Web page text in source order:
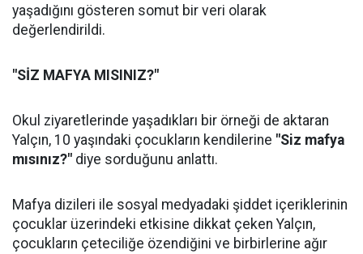
yaşadığını gösteren somut bir veri olarak
değerlendirildi.
"SİZ MAFYA MISINIZ?"
Okul ziyaretlerinde yaşadıkları bir örneği de aktaran
Yalçın, 10 yaşındaki çocukların kendilerine "Siz mafya
mısınız?" diye sorduğunu anlattı.
Mafya dizileri ile sosyal medyadaki şiddet içeriklerinin
çocuklar üzerindeki etkisine dikkat çeken Yalçın,
çocukların çeteciliğe özendiğini ve birbirlerine ağır